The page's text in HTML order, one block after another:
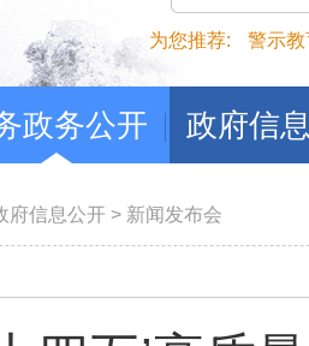
为您推荐: 警示教
政务公开 政府信
府信息公开 > 新闻发布会